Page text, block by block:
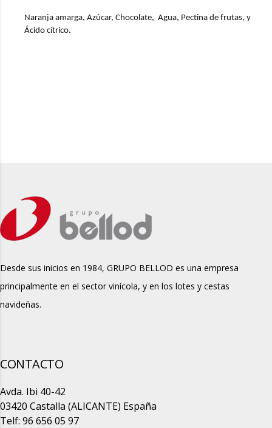
Naranja amarga, Azúcar, Chocolate, Agua, Pectina de frutas, y
Ácido cítrico.
Desde sus inicios en 1984, GRUPO BELLOD es una empresa
principalmente en el sector vinícola, y en los lotes y cestas
navideñas.
CONTACTO
Avda. Ibi 40-42
03420 Castalla (ALICANTE) España
Telf: 96 656 05 97